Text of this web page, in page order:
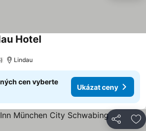
HotelUkázat ceny
Lindau
cen vyberte
Ukázat ceny
Sdílet